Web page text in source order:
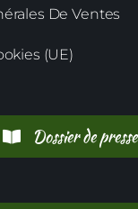
De Ventes
(UE)
Dossier de presse